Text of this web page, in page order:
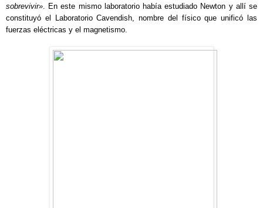
sobrevivir». En este mismo laboratorio había estudiado Newton y allí se
constituyó el Laboratorio Cavendish, nombre del físico que unificó las
fuerzas eléctricas y el magnetismo.